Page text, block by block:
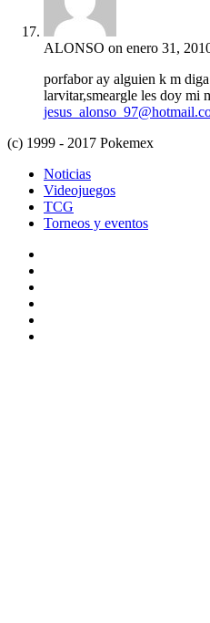
ALONSO on enero 31,
porfabor ay alguien k m
larvitar,smeargle les doy mi
(c) 1999 - 2017 Pokemex
Noticias
Videojuegos
TCG
Torneos y eventos